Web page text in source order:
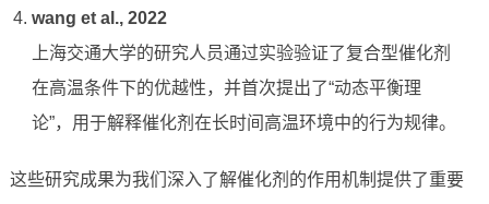
wang et al., 2022
上海交通大学的研究人员通过实验验证了复合型催化剂
在高温条件下的优越性，并首次提出了“动态平衡理
论”，用于解释催化剂在长时间高温环境中的行为规律。
这些研究成果为我们深入了解催化剂的作用机制提供了重要